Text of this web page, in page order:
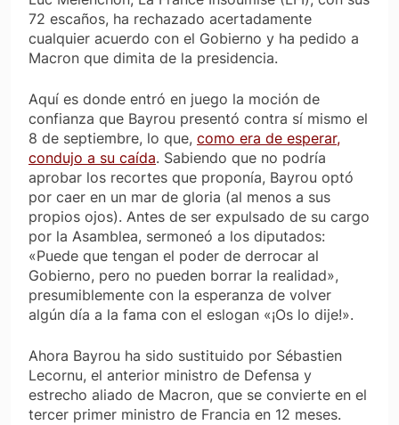
72 escaños, ha rechazado acertadamente
cualquier acuerdo con el Gobierno y ha pedido a
Macron que dimita de la presidencia.
Aquí es donde entró en juego la moción de
confianza que Bayrou presentó contra sí mismo el
8 de septiembre, lo que, como era de esperar,
condujo a su caída. Sabiendo que no podría
aprobar los recortes que proponía, Bayrou optó
por caer en un mar de gloria (al menos a sus
propios ojos). Antes de ser expulsado de su cargo
por la Asamblea, sermoneó a los diputados:
«Puede que tengan el poder de derrocar al
Gobierno, pero no pueden borrar la realidad»,
presumiblemente con la esperanza de volver
algún día a la fama con el eslogan «¡Os lo dije!».
Ahora Bayrou ha sido sustituido por Sébastien
Lecornu, el anterior ministro de Defensa y
estrecho aliado de Macron, que se convierte en el
tercer primer ministro de Francia en 12 meses.